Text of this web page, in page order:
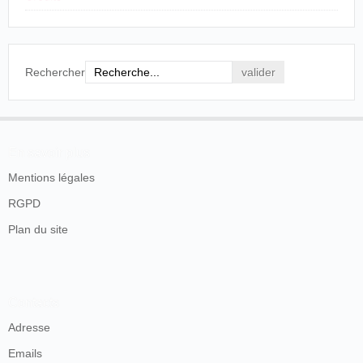
Rechercher
Mentions légales
RGPD
Plan du site
Adresse
Emails